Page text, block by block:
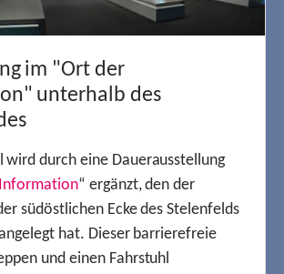
im "Ort der
unterhalb des
wird durch eine Dauerausstellung
“ ergänzt, den der
südöstlichen Ecke des Stelenfelds
hat. Dieser barrierefreie
und einen Fahrstuhl